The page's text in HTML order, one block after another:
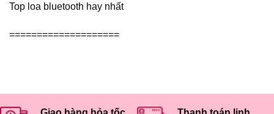
Top loa bluetooth hay nhất
====================